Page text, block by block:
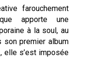
farouchement
apporte une
à la soul, au
son premier album
elle s’est imposée